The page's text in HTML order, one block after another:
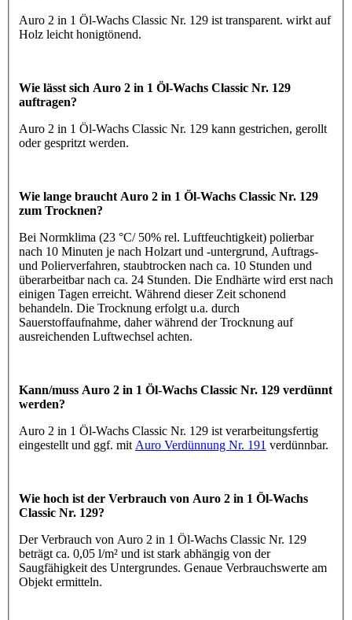
Auro 2 in 1 Öl-Wachs Classic Nr. 129 ist transparent. wirkt auf
Holz leicht honigtönend.
Wie lässt sich Auro 2 in 1 Öl-Wachs Classic Nr. 129
auftragen?
Auro 2 in 1 Öl-Wachs Classic Nr. 129 kann gestrichen, gerollt
oder gespritzt werden.
Wie lange braucht Auro 2 in 1 Öl-Wachs Classic Nr. 129
zum Trocknen?
Bei Normklima (23 °C/ 50% rel. Luftfeuchtigkeit) polierbar
nach 10 Minuten je nach Holzart und -untergrund, Auftrags-
und Polierverfahren, staubtrocken nach ca. 10 Stunden und
überarbeitbar nach ca. 24 Stunden. Die Endhärte wird erst nach
einigen Tagen erreicht. Während dieser Zeit schonend
behandeln. Die Trocknung erfolgt u.a. durch
Sauerstoffaufnahme, daher während der Trocknung auf
ausreichenden Luftwechsel achten.
Kann/muss Auro 2 in 1 Öl-Wachs Classic Nr. 129 verdünnt
werden?
Auro 2 in 1 Öl-Wachs Classic Nr. 129 ist verarbeitungsfertig
eingestellt und ggf. mit Auro Verdünnung Nr. 191 verdünnbar.
Wie hoch ist der Verbrauch von Auro 2 in 1 Öl-Wachs
Classic Nr. 129?
Der Verbrauch von Auro 2 in 1 Öl-Wachs Classic Nr. 129
beträgt ca. 0,05 l/m² und ist stark abhängig von der
Saugfähigkeit des Untergrundes. Genaue Verbrauchswerte am
Objekt ermitteln.